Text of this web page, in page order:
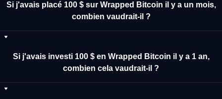
Si j'avais placé 100 $ sur Wrapped Bitcoin il y a un mois,
combien vaudrait-il ?
Si j'avais investi 100 $ en Wrapped Bitcoin il y a 1 an,
combien cela vaudrait-il ?